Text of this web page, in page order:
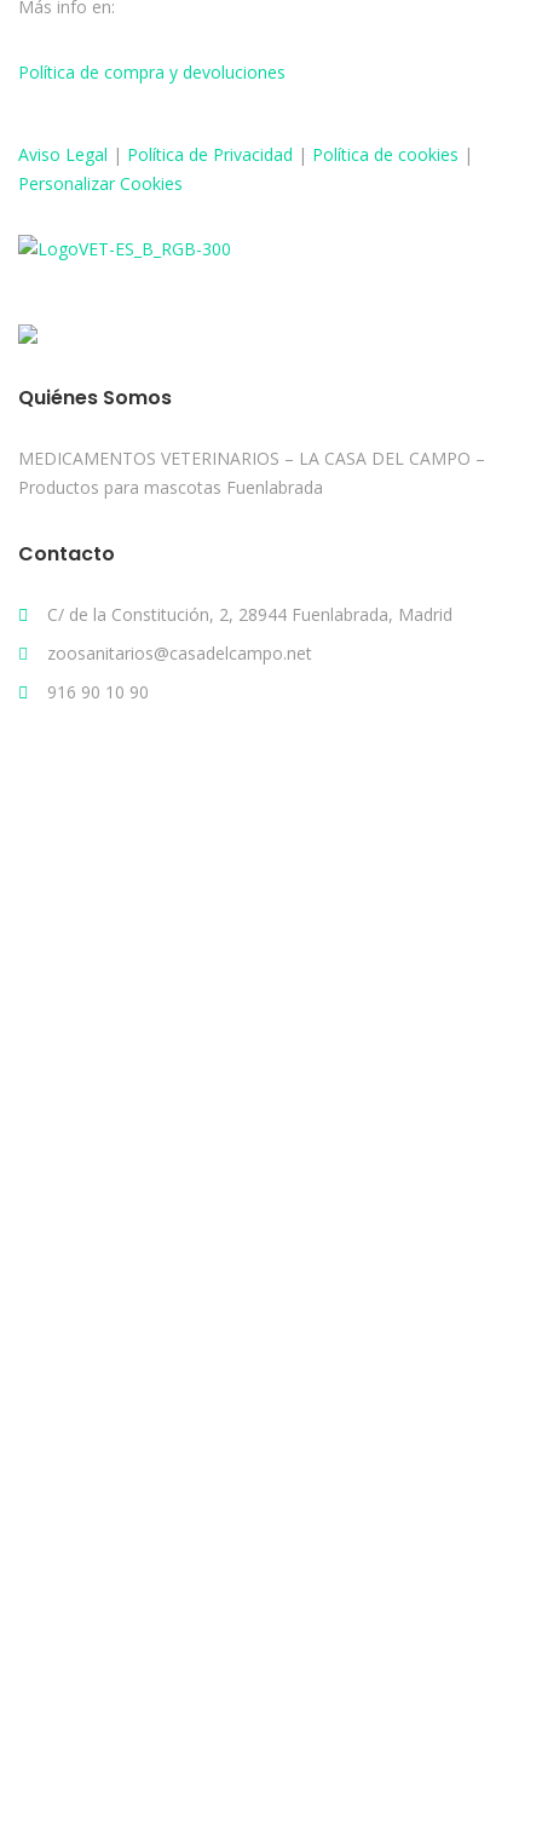
Más info en:
Política de compra y devoluciones
Aviso Legal | Política de Privacidad | Política de cookies |
Personalizar Cookies
Quiénes Somos
MEDICAMENTOS VETERINARIOS – LA CASA DEL CAMPO –
Productos para mascotas Fuenlabrada
Contacto
C/ de la Constitución, 2, 28944 Fuenlabrada, Madrid
zoosanitarios@casadelcampo.net
916 90 10 90